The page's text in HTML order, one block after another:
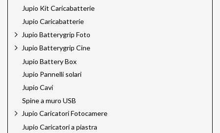
Jupio Kit Caricabatterie
Jupio Caricabatterie
Jupio Batterygrip Foto
Jupio Batterygrip Cine
Jupio Battery Box
Jupio Pannelli solari
Jupio Cavi
Spine a muro USB
Jupio Caricatori Fotocamere
Jupio Caricatori a piastra